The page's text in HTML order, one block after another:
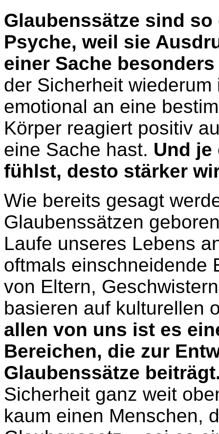
Glaubenssätze sind
Psyche, weil sie
einer Sache
der Sicherheit
emotional an eine
Körper reagiert positiv
eine Sache hast. Und
fühlst, desto stärker
Wie bereits gesagt
Glaubenssätzen
Laufe unseres Lebens
oftmals einschneidende
von Eltern,
basieren auf kulturellen
allen von uns ist es
Bereichen, die zur
Glaubenssätze
Sicherheit ganz weit
kaum einen Menschen,